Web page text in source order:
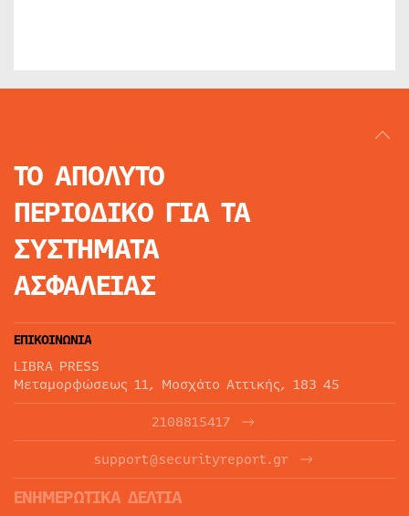
ΤΟ ΑΠΟΛΥΤΟ
ΠΕΡΙΟΔΙΚΟ ΓΙΑ ΤΑ
ΣΥΣΤΗΜΑΤΑ
ΑΣΦΑΛΕΙΑΣ
ΕΠΙΚΟΙΝΩΝΙΑ
LIBRA PRESS
Μεταμορφώσεως 11, Μοσχάτο Αττικής, 183 45
2108815417
support@securityreport.gr
ΕΝΗΜΕΡΩΤΙΚΑ ΔΕΛΤΙΑ